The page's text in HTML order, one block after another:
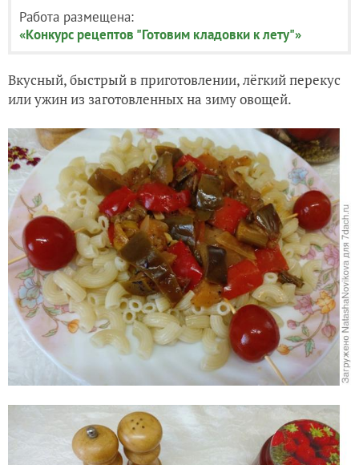
Работа размещена:
«Конкурс рецептов "Готовим кладовки к лету"»
Вкусный, быстрый в приготовлении, лёгкий перекус
или ужин из заготовленных на зиму овощей.